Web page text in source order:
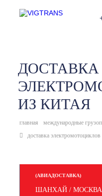
ДОСТАВКА
ИЗ КИТАЯ
главная международные
доставка электромотоциклов
(АВИАДОСТАВКА)
ШАНХАЙ / МОСКВА